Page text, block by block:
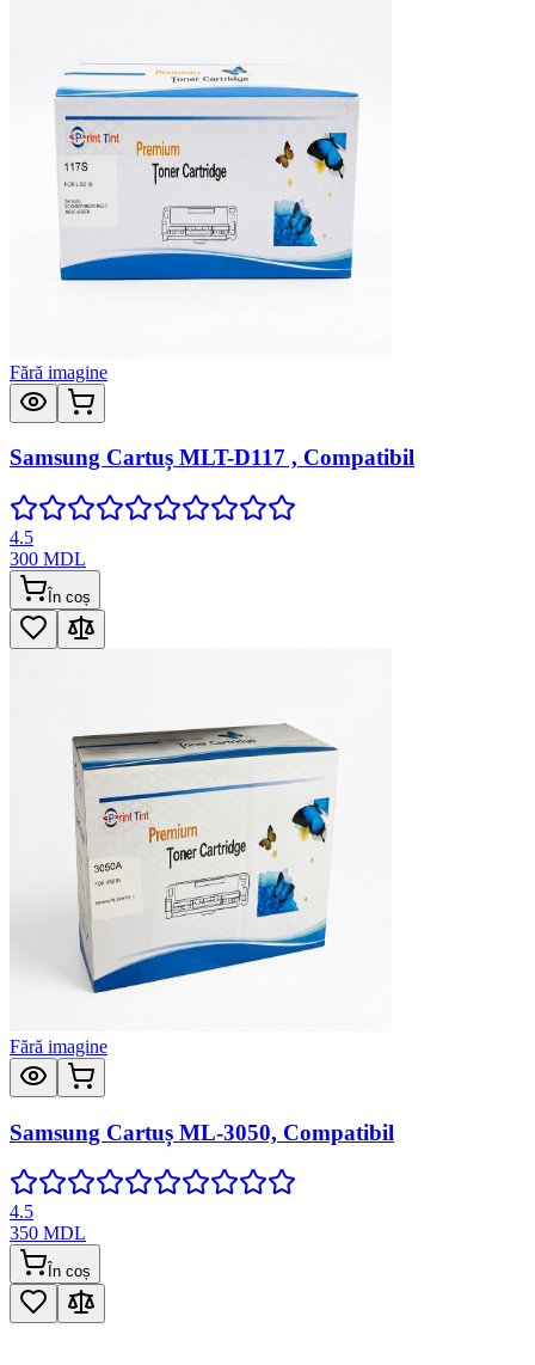
Fără imagine
Samsung Cartuș MLT-D117 , Compatibil
4.5
300 MDL
În coș
Fără imagine
Samsung Cartuș ML-3050, Compatibil
4.5
350 MDL
În coș